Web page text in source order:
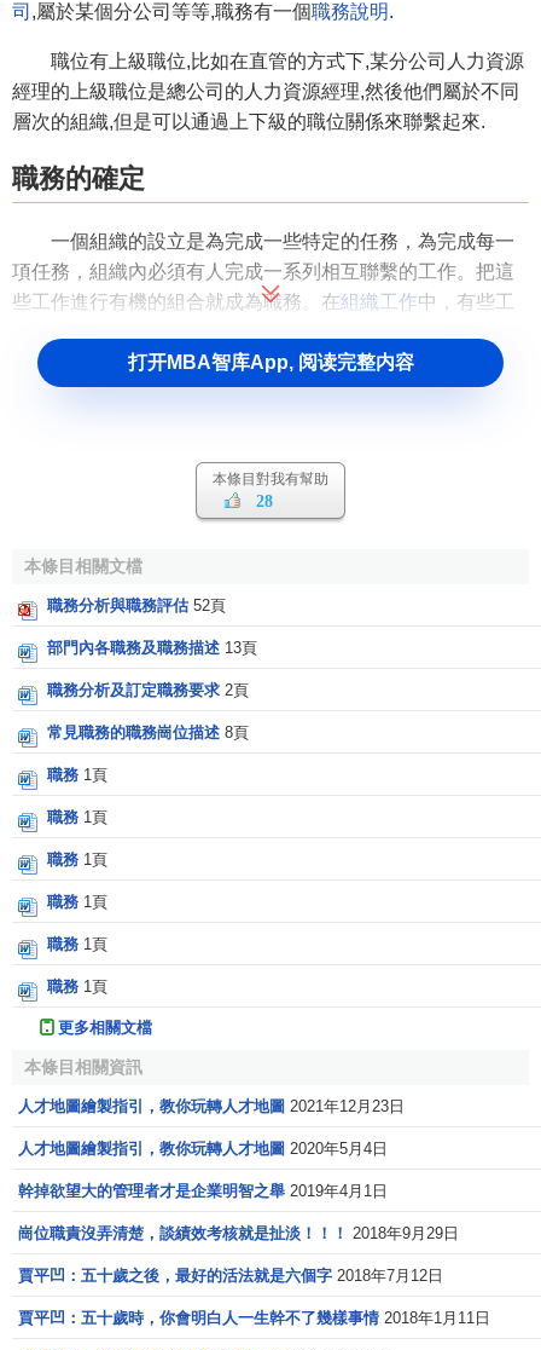
司 ,屬於某個分公司等等,職務有一個職務說明.
職位有上級職位,比如在直管的方式下,某分公司人力資源
經理的上級職位是總公司的人力資源經理,然後他們屬於不同
層次的組織,但是可以通過上下級的職位關係來聯繫起來.
職務的確定
一個組織的設立是為完成一些特定的任務，為完成每一
項任務，組織內必須有人完成一系列相互聯繫的工作。把這
些工作進行有機的組合就成為職務。在組織工作中，有些工
的，有些工作則需要 創造性，這樣，我們就可以把一些工作
組合起來設立一個職務，交給某一部門或交給某一個人去完
確定該崗位的工作目的、
以及任職資格等主要內容，出具
相關條目
職位
職稱
職務評價
職務說明書
職務特征模型
打开MBA智库App, 阅读完整内容
本條目對我有幫助
28
本條目相關文檔
職務分析與職務評估 52頁
部門內各職務及職務描述 13頁
職務分析及訂定職務要求 2頁
常見職務的職務崗位描述 8頁
職務 1頁
職務 1頁
職務 1頁
職務 1頁
職務 1頁
職務 1頁
更多相關文檔
本條目相關資訊
人才地圖繪製指引，教你玩轉人才地圖 2021年12月23日
人才地圖繪製指引，教你玩轉人才地圖 2020年5月4日
幹掉欲望大的管理者才是企業明智之舉 2019年4月1日
崗位職責沒弄清楚，談績效考核就是扯淡！！！ 2018年9月29日
賈平凹：五十歲之後，最好的活法就是六個字 2018年7月12日
賈平凹：五十歲時，你會明白人一生幹不了幾樣事情 2018年1月11日